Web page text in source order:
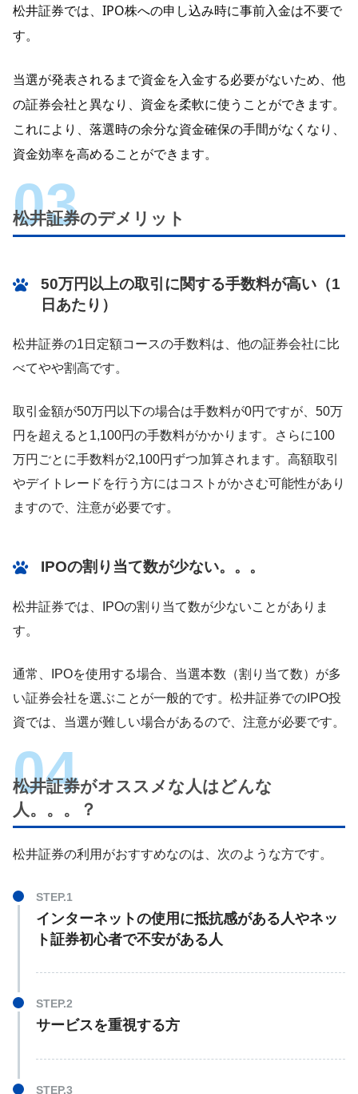
松井証券では、IPO株への申し込み時に事前入金は不要で
す。
当選が発表されるまで資金を入金する必要がないため、他
の証券会社と異なり、資金を柔軟に使うことができます。
これにより、落選時の余分な資金確保の手間がなくなり、
資金効率を高めることができます。
松井証券のデメリット
50万円以上の取引に関する手数料が高い（1
日あたり）
松井証券の1日定額コースの手数料は、他の証券会社に比
べてやや割高です。
取引金額が50万円以下の場合は手数料が0円ですが、50万
円を超えると1,100円の手数料がかかります。さらに100
万円ごとに手数料が2,100円ずつ加算されます。高額取引
やデイトレードを行う方にはコストがかさむ可能性があり
ますので、注意が必要です。
IPOの割り当て数が少ない。。。
松井証券では、IPOの割り当て数が少ないことがありま
す。
通常、IPOを使用する場合、当選本数（割り当て数）が多
い証券会社を選ぶことが一般的です。松井証券でのIPO投
資では、当選が難しい場合があるので、注意が必要です。
松井証券がオススメな人はどんな
人。。。？
松井証券の利用がおすすめなのは、次のような方です。
インターネットの使用に抵抗感がある人やネッ
ト証券初心者で不安がある人
サービスを重視する方